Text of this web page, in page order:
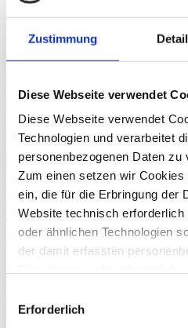
Zustimmung
Diese Webseite verwendet
Diese Webseite verwendet
Technologien und verarbeitet
personenbezogenen Daten zu
Zum einen setzen wir Cookies
ein, die für die Erbringung der
Website technisch
oder ähnlichen Technologien
der damit erfassten
mit Ihrer ausdrücklichen
Erforderlich
Merkblatt zur
Die Transaktionsmatrix ist seit dem
Prüfungsanordnung vorzulegen.
BEPS
Transfer Pricing
Internationale Steuerberatung
Verrechnungspreise
14. Januar2025
Neue
Verrechnungspreise
Fremdvergleichsgrundsatzes ab
veröffentlicht. Neu sind